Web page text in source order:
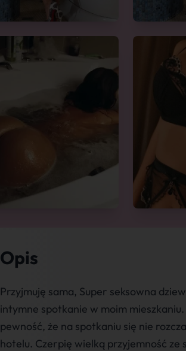
Opis
Przyjmuję sama, Super seksowna
intymne spotkanie w moim
pewność, że na spotkaniu się nie
hotelu. Czerpię wielką przyjemność